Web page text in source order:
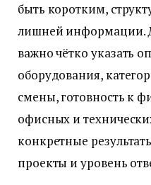
быть коротким,
лишней информации.
важно чётко указать
оборудования,
смены, готовность к
офисных и
конкретные
проекты и уровень